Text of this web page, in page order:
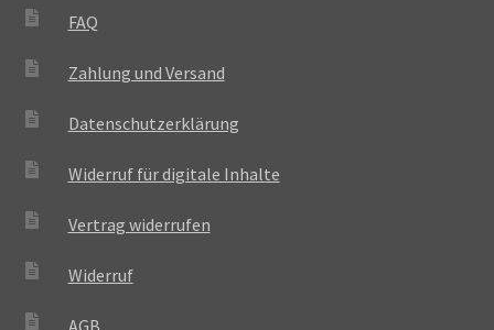
FAQ
Zahlung und Versand
Datenschutzerklärung
Widerruf für digitale Inhalte
Vertrag widerrufen
Widerruf
AGB